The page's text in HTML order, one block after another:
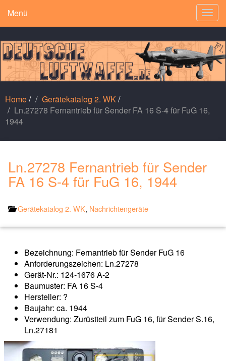
Menü
Home/ Gerätekatalog 2. WK/
Ln.27278 Fernantrieb für Sender FA 16 S-4 für FuG 16,
1944
Ln.27278 Fernantrieb für Sender
FA 16 S-4 für FuG 16, 1944
Gerätekatalog 2. WK, Nachrichtengeräte
Bezeichnung: Fernantrieb für Sender FuG 16
Anforderungszeichen: Ln.27278
Gerät-Nr.: 124-1676 A-2
Baumuster: FA 16 S-4
Hersteller: ?
Baujahr: ca. 1944
Verwendung: Zurüstteil zum FuG 16, für Sender S.16,
Ln.27181